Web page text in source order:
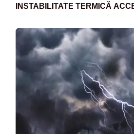
INSTABILITATE TERMICĂ